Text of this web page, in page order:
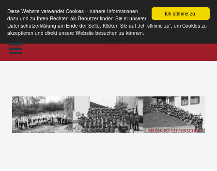
Ich stimme zu.
Diese Website verwendet Cookies – nähere Informationen
dazu und zu Ihren Rechten als Benutzer finden Sie in unserer
Datenschutzerklärung am Ende der Seite. Klicken Sie auf „Ich stimme zu“, um Cookies zu
akzeptieren und direkt unsere Website besuchen zu können.
MKE